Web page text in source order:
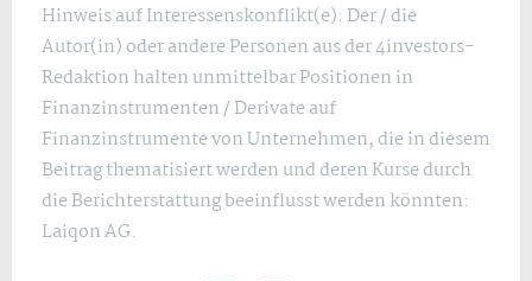
Hinweis auf Interessenskonflikt(e): Der / die
Autor(in) oder andere Personen aus der 4investors-
Redaktion halten unmittelbar Positionen in
Finanzinstrumenten / Derivate auf
Finanzinstrumente von Unternehmen, die in diesem
Beitrag thematisiert werden und deren Kurse durch
die Berichterstattung beeinflusst werden könnten:
Laiqon AG.